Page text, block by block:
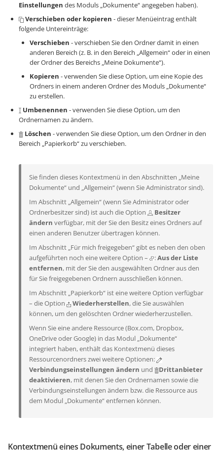
Einstellungen des Moduls „Dokumente“ angegeben haben).
Verschieben oder kopieren - dieser Menüeintrag enthält
folgende Untereinträge:
Verschieben - verschieben Sie den Ordner damit in einen
anderen Bereich (z. B. in den Bereich „Allgemein“ oder in einen
der Ordner des Bereichs „Meine Dokumente“).
Kopieren - verwenden Sie diese Option, um eine Kopie des
Ordners in einem anderen Ordner des Moduls „Dokumente“
zu erstellen.
Umbenennen - verwenden Sie diese Option, um den
Ordnernamen zu ändern.
Löschen - verwenden Sie diese Option, um den Ordner in den
Bereich „Papierkorb“ zu verschieben.
Sie finden dieses Kontextmenü in den Abschnitten „Meine
Dokumente“ und „Allgemein“ (wenn Sie Administrator sind).
Im Abschnitt „Allgemein“ (wenn Sie Administrator oder
Ordnerbesitzer sind) ist auch die Option
Besitzer
ändern verfügbar, mit der Sie den Besitz eines Ordners auf
einen anderen Benutzer übertragen können.
Im Abschnitt „Für mich freigegeben“ gibt es neben den oben
aufgeführten noch eine weitere Option –
:Aus der Liste
entfernen, mit der Sie den ausgewählten Ordner aus den
für Sie freigegebenen Ordnern ausschließen können.
Im Abschnitt „Papierkorb“ ist eine weitere Option verfügbar
– die Option
Wiederherstellen, die Sie auswählen
können, um den gelöschten Ordner wiederherzustellen.
Wenn Sie eine andere Ressource (Box.com, Dropbox,
OneDrive oder Google) in das Modul „Dokumente“
integriert haben, enthält das Kontextmenü dieses
Ressourcenordners zwei weitere Optionen:
Verbindungseinstellungen ändern und
Drittanbieter
deaktivieren, mit denen Sie den Ordnernamen sowie die
Verbindungseinstellungen ändern bzw. die Ressource aus
dem Modul „Dokumente“ entfernen können.
Kontextmenü eines Dokuments, einer Tabelle oder einer